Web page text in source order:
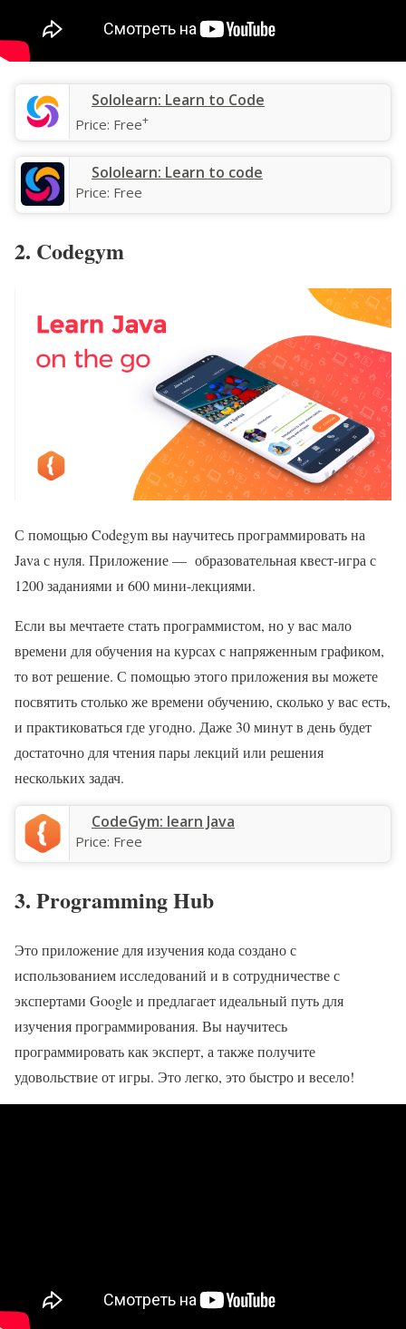
‎Sololearn: Learn to Code
Price: Free+
Sololearn: Learn to code
Price: Free
2. Codegym
С помощью Codegym вы научитесь программировать на
Java с нуля. Приложение — образовательная квест-игра с
1200 заданиями и 600 мини-лекциями.
Если вы мечтаете стать программистом, но у вас мало
времени для обучения на курсах с напряженным графиком,
то вот решение. С помощью этого приложения вы можете
посвятить столько же времени обучению, сколько у вас есть,
и практиковаться где угодно. Даже 30 минут в день будет
достаточно для чтения пары лекций или решения
нескольких задач.
CodeGym: learn Java
Price: Free
3. Programming Hub
Это приложение для изучения кода создано с
использованием исследований и в сотрудничестве с
экспертами Google и предлагает идеальный путь для
изучения программирования. Вы научитесь
программировать как эксперт, а также получите
удовольствие от игры. Это легко, это быстро и весело!